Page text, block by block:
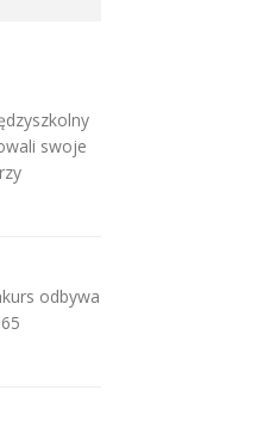
swoje
odbywa